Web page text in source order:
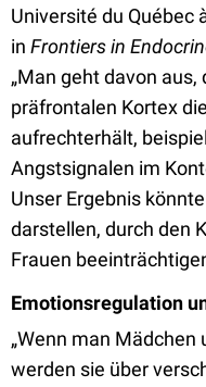
Université du Québec
in Frontiers in
„Man geht davon aus,
präfrontalen Kortex
aufrechterhält,
Angstsignalen im
Unser Ergebnis
darstellen, durch den
Frauen
Emotionsregulation
„Wenn man Mädchen
werden sie über